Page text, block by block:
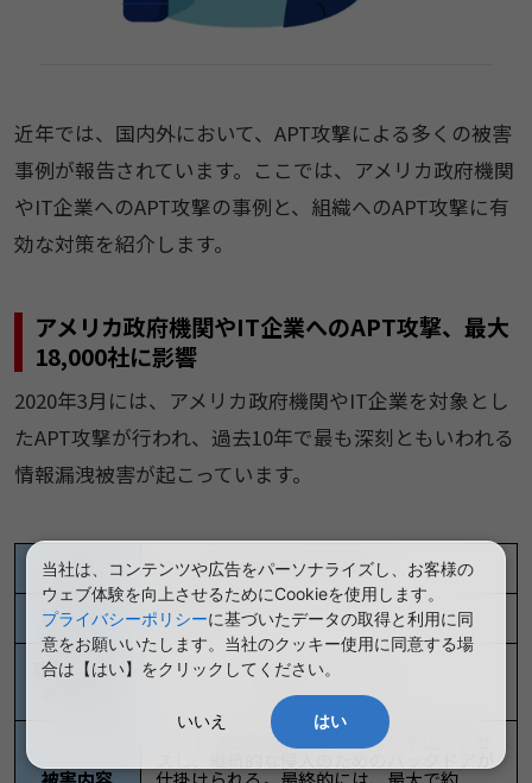
近年では、国内外において、APT攻撃による多くの被害
事例が報告されています。ここでは、アメリカ政府機関
やIT企業へのAPT攻撃の事例と、組織へのAPT攻撃に有
効な対策を紹介します。
アメリカ政府機関やIT企業へのAPT攻撃、最大
18,000社に影響
2020年3月には、アメリカ政府機関やIT企業を対象とし
たAPT攻撃が行われ、過去10年で最も深刻ともいわれる
情報漏洩被害が起こっています。
企業 アメリカ政府機関・IT企業
被害時期 2020年3月
攻撃対象の
ネットワーク監視ソフトウェア
ソフトウェアの脆弱性を狙って不正アクセ
当社は、コンテンツや広告をパーソナライズし、お客様の
ウェブ体験を向上させるためにCookieを使用します。
プライバシーポリシーに基づいたデータの取得と利用に同
意をお願いいたします。当社のクッキー使用に同意する場
合は【はい】をクリックしてください。
いいえ はい